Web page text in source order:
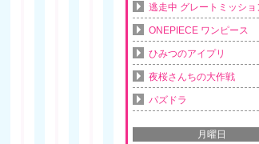
逃走中 グレートミッショ
ONEPIECE ワンピース
ひみつのアイプリ
夜桜さんちの大作戦
パズドラ
月曜日